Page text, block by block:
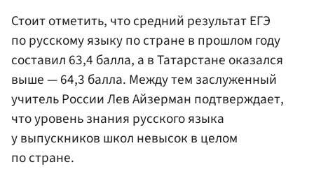
Стоит отметить, что средний результат ЕГЭ
по русскому языку по стране в прошлом году
составил 63,4 балла, а в Татарстане оказался
выше — 64,3 балла. Между тем заслуженный
учитель России Лев Айзерман подтверждает,
что уровень знания русского языка
у выпускников школ невысок в целом
по стране.